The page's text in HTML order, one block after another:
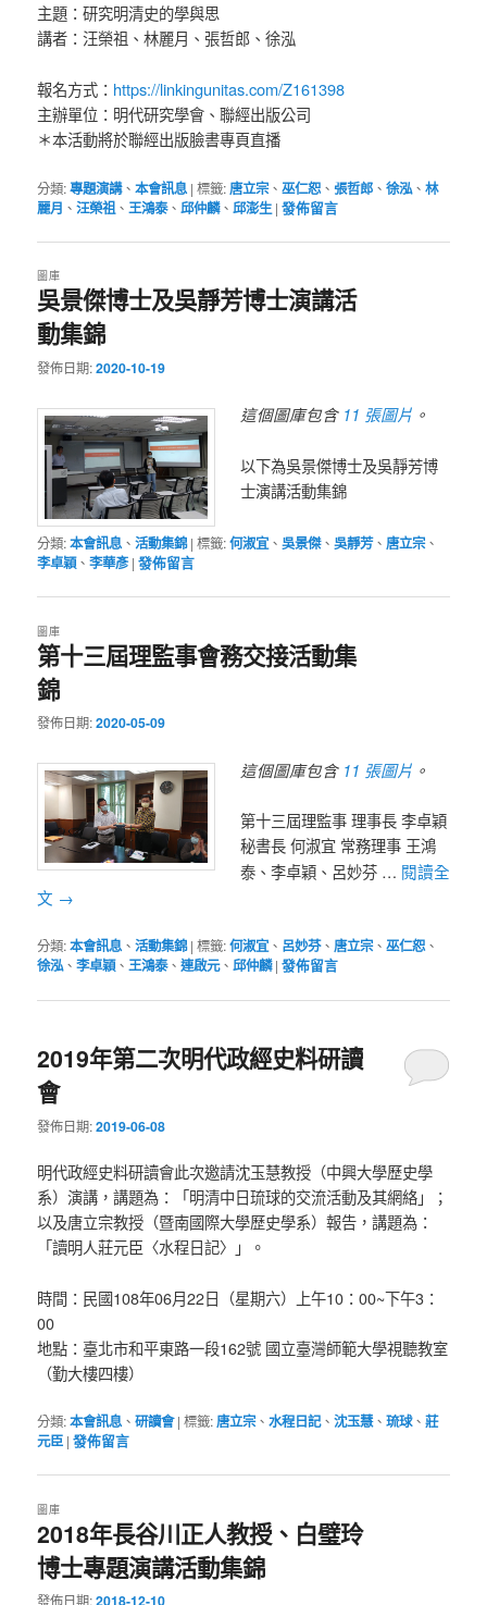
主題：研究明清史的學與思
講者：汪榮祖、林麗月、張哲郎、徐泓
報名方式： https://linkingunitas.com/Z161398
主辦單位：明代研究學會、聯經出版公司
＊本活動將於聯經出版臉書專頁直播
分類:專題演講、本會訊息 |標籤: 唐立宗、巫仁恕 、張哲郎 、徐泓、林
麗月 、汪榮祖 、王鴻泰、邱仲麟、邱澎生 |發佈留言
吳景傑博士及吳靜芳博士演講活
動集錦
圖庫
發佈日期:2020-10-19
這個圖庫包含 11 張圖片 。
以下為吳景傑博士及吳靜芳博
士演講活動集錦
分類:本會訊息 、活動集錦 |標籤:何淑宜 、吳景傑、吳靜芳、 唐立宗、
李卓穎、李華彥 |發佈留言
第十三屆理監事會務交接活動集
錦
圖庫
發佈日期:2020-05-09
這個圖庫包含 11 張圖片 。
第十三屆理監事 理事長 李卓穎
秘書長 何淑宜 常務理事 王鴻
泰、李卓穎、呂妙芬 … 閱讀全
文 →
分類:本會訊息、活動集錦 |標籤:何淑宜、 呂妙芬、唐立宗、巫仁恕、
徐泓、李卓穎、王鴻泰、連啟元、邱仲麟 |發佈留言
2019年第二次明代政經史料研讀
會
發佈日期:2019-06-08
明代政經史料研讀會此次邀請沈玉慧教授（中興大學歷史學
系）演講，講題為：「明清中日琉球的交流活動及其網絡」；
以及唐立宗教授（暨南國際大學歷史學系）報告，講題為：
「讀明人莊元臣〈水程日記〉」。
時間：民國108年06月22日（星期六）上午10：00~下午3：
00
地點：臺北市和平東路一段162號 國立臺灣師範大學視聽教室
（勤大樓四樓）
分類:本會訊息 、研讀會 |標籤:唐立宗、水程日記、沈玉慧、琉球、莊
元臣 |發佈留言
2018年長谷川正人教授、白璧玲
博士專題演講活動集錦
圖庫
發佈日期:2018-12-10